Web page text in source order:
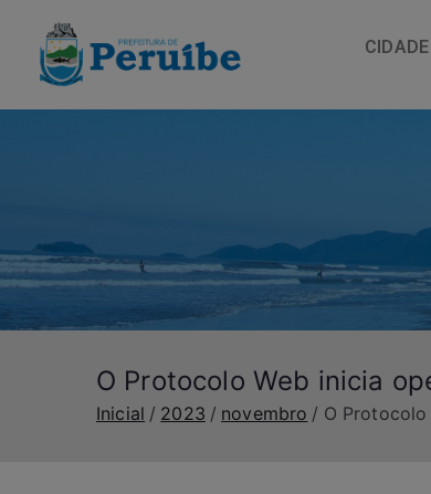
CIDADE
O Protocolo Web inicia
Inicial 2023 novembro O